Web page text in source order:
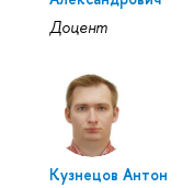
Доцент
Кузнецов Антон